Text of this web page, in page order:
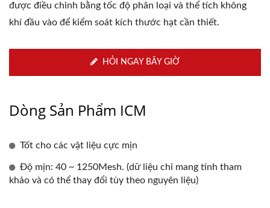
được điều chỉnh bằng tốc độ phân loại và thể tích không
khí đầu vào để kiểm soát kích thước hạt cần thiết.
HỎI NGAY BÂY GIỜ
Dòng Sản Phẩm ICM
Tốt cho các vật liệu cực mịn
Độ mịn: 40 ~ 1250Mesh. (dữ liệu chỉ mang tính tham
khảo và có thể thay đổi tùy theo nguyên liệu)